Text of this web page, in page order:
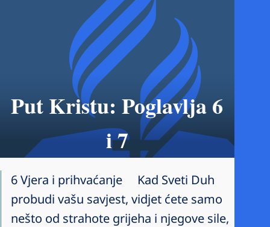
Put Kristu: Poglavlja 6
i 7
6 Vjera i prihvaćanje Kad Sveti Duh
probudi vašu savjest, vidjet ćete samo
nešto od strahote grijeha i njegove sile,